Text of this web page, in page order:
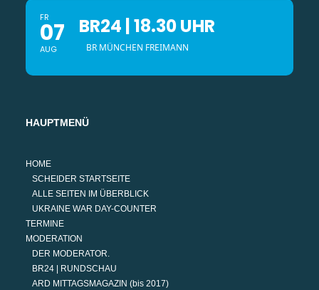
FR
07
AUG
BR24 | 18.30 UHR
BR MÜNCHEN FREIMANN
HAUPTMENÜ
HOME
SCHEIDER STARTSEITE
ALLE SEITEN IM ÜBERBLICK
UKRAINE WAR DAY-COUNTER
TERMINE
MODERATION
DER MODERATOR.
BR24 | RUNDSCHAU
ARD MITTAGSMAGAZIN (bis 2017)